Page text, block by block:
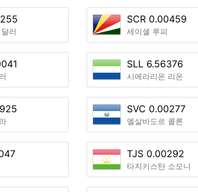
러
SCR 0.00459
세이셸 루피
SLL 6.56376
시에라리온 리온
SVC 0.00277
엘살바도르 콜론
TJS 0.00292
타지키스탄 소모니